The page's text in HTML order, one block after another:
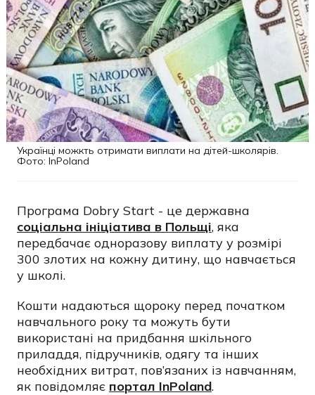
Українці можкть отримати виплати на дітей-школярів.
Фото: InPoland
Програма Dobry Start - це державна
соціальна ініціатива в Польщі, яка
передбачає одноразову виплату у розмірі
300 злотих на кожну дитину, що навчається
у школі.
Кошти надаються щороку перед початком
навчального року та можуть бути
використані на придбання шкільного
приладдя, підручників, одягу та інших
необхідних витрат, пов’язаних із навчанням,
як повідомляє портал InPoland.